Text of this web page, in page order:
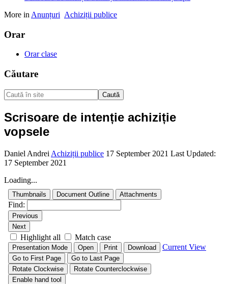
More in Anunțuri Achiziții publice
Orar
Orar clase
Căutare
Caută
Scrisoare de intenție achiziție
vopsele
Daniel Andrei Achiziții publice 17 September 2021 Last Updated:
17 September 2021
Loading...